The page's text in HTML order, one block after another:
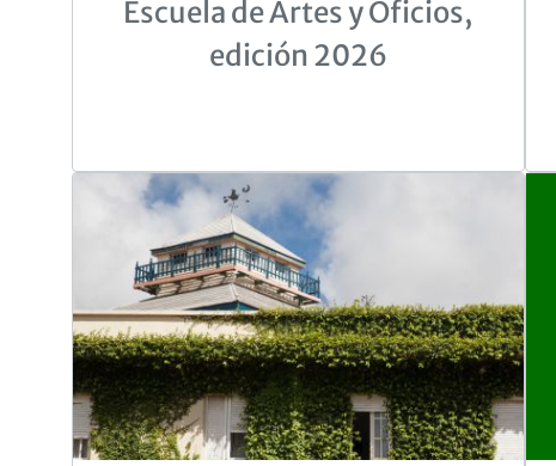
Escuela de Artes y Oficios,
edición 2026